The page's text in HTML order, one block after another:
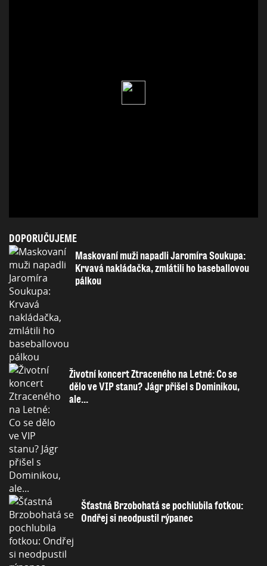
DOPORUČUJEME
Maskovaní muži napadli Jaromíra Soukupa:
Krvavá nakládačka, zmlátili ho baseballovou
pálkou
Životní koncert Ztraceného na Letné: Co se
dělo ve VIP stanu? Jágr přišel s Dominikou,
ale...
Šťastná Brzobohatá se pochlubila fotkou:
Ondřej si neodpustil rýpanec